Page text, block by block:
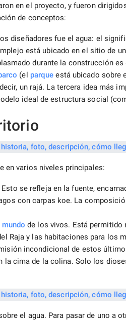
en el proyecto, y fueron
de conceptos:
diseñadores fue el agua: el
está ubicado en el sitio de
durante la construcción
(el parque está ubicado sobre
un rajá. La tercera idea más
ideal de estructura social
en varios niveles principales:
se refleja en la fuente,
con carpas koe. La
mundo de los vivos. Está permitido
Raja y las habitaciones para los
incondicional de estos
la cima de la colina. Solo los
el agua. Para pasar de uno a